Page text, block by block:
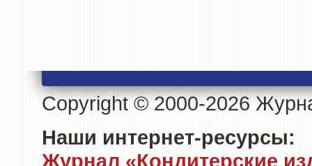
Copyright © 2000-2026
Наши интернет-ресурсы:
Журнал «Кондитерские